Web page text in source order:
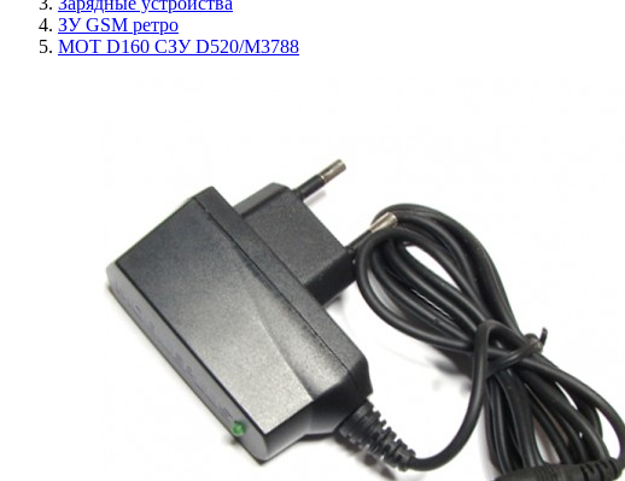
ЗУ GSM ретро
MOT D160 СЗУ D520/M3788